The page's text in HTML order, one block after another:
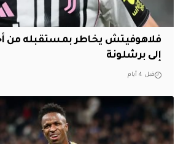
فلاهوفيتش يخاطر بمستقبله من
إلى برشلونة
قبل 4 أيام